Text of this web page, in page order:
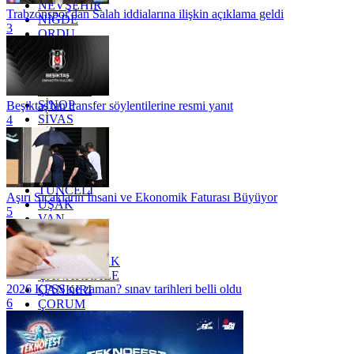
NEVŞEHİR
NİĞDE
ORDU
OSMANİYE
RİZE
SAKARYA
SİNOP
SİVAS
SİİRT
TEKİRDAĞ
TOKAT
TRABZON
TUNCELİ
UŞAK
VAN
YALOVA
YOZGAT
ZONGULDAK
ÇANAKKALE
ÇANKIRI
ÇORUM
İSTANBUL
İZMİR
ŞANLIURFA
Trabzonspor'dan Salah iddialarına ilişkin açıklama geldi
3
Beşiktaş'tan transfer söylentilerine resmi yanıt
4
Aşırı Sıcakların İnsani ve Ekonomik Faturası Büyüyor
5
2026 KPSS ne zaman? sınav tarihleri belli oldu
6